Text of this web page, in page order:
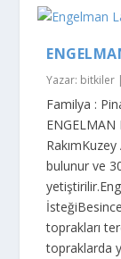
Yazar: bitkiler
Familya :
ENGELMAN
bulunur ve
toprakları
topraklarda